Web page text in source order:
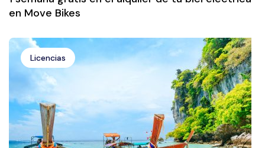
en Move Bikes
Licencias